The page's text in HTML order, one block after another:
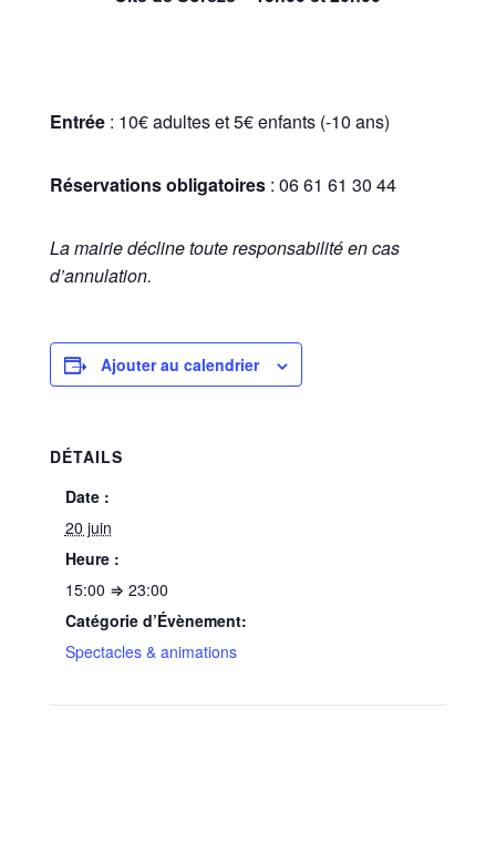
Entrée: 10€ adultes et 5€ enfants (-10 ans)
Réservations obligatoires: 06 61 61 30 44
La mairie décline toute responsabilité en cas
d’annulation.
Ajouter au calendrier
DÉTAILS
Date :
20 juin
Heure :
15:00 ⇒ 23:00
Catégorie d’Évènement:
Spectacles & animations